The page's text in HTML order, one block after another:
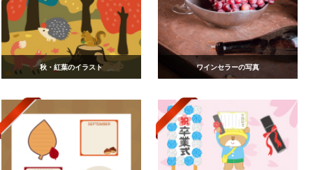
秋・紅葉のイラスト ワインセラーの写真